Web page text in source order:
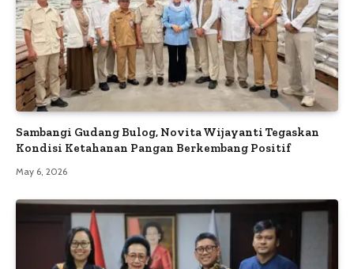
Sambangi Gudang Bulog, Novita Wijayanti Tegaskan
Kondisi Ketahanan Pangan Berkembang Positif
May 6, 2026